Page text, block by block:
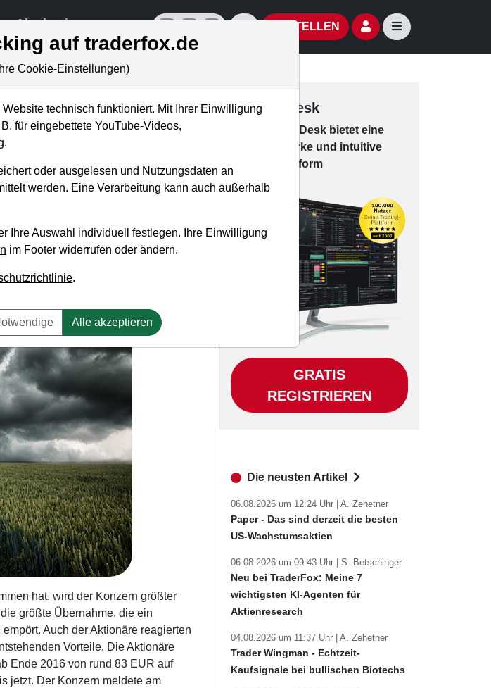
Akademie offizielle Social Media-AccountsAktien- und Artikelsuche öffnen
BESTELLEN Seitennavigation
der
hat, wird der Konzern größter
größte Übernahme, die ein
Auch der Aktionäre reagierten
Vorteile. Die Aktionäre
Ende 2016 von rund 83 EUR auf
jetzt. Der Konzern meldete am
Trading-Desk
Desk bie­tet eine
leis­tungs­star­ke und in­tui­tive
Han­dels­platt­form
GRATIS
REGISTRIEREN
Die neusten Artikel
06.08.2026 um 12:24 Uhr | A. Zehetner
Paper - Das sind derzeit die besten
US-Wachstumsaktien
06.08.2026 um 09:43 Uhr | S. Betschinger
Neu bei TraderFox: Meine 7
wichtigsten KI-Agenten für
Aktienresearch
04.08.2026 um 11:37 Uhr | A. Zehetner
Trader Wingman - Echtzeit-
Kaufsignale bei bullischen Biotechs
auf traderfox.de
Cookie-Einstellungen)
technisch funktioniert. Mit Ihrer Einwilligung
für eingebettete YouTube-Videos,
oder ausgelesen und Nutzungsdaten an
werden. Eine Verarbeitung kann auch außerhalb
Ihre Auswahl individuell festlegen. Ihre Einwilligung
im Footer widerrufen oder ändern.
.
Alle akzeptieren